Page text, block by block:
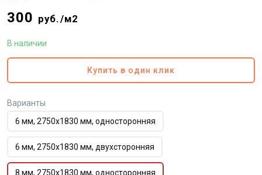
300 руб./м2
В наличии
Купить в один клик
Варианты
6 мм, 2750х1830 мм, односторонняя
6 мм, 2750х1830 мм, двухсторонняя
8 мм, 2750х1830 мм, односторонняя